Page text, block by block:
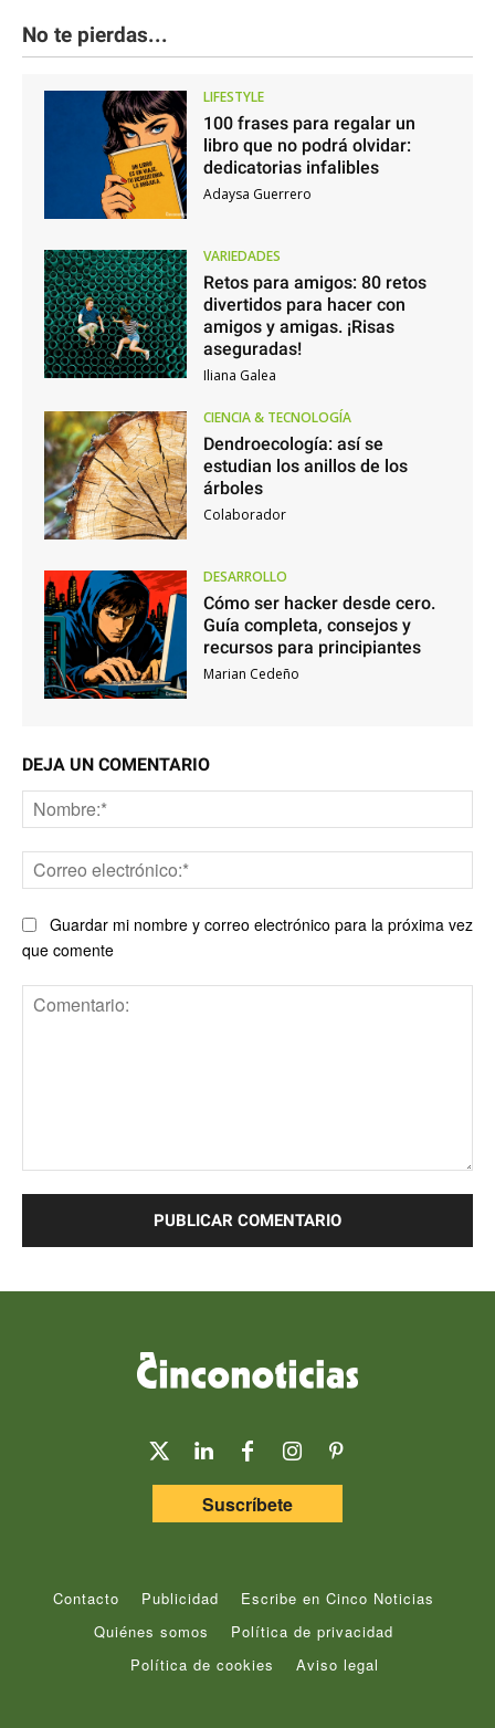
No te pierdas...
LIFESTYLE
100 frases para regalar un
libro que no podrá olvidar:
dedicatorias infalibles
Adaysa Guerrero
VARIEDADES
Retos para amigos: 80 retos
divertidos para hacer con
amigos y amigas. ¡Risas
aseguradas!
Iliana Galea
CIENCIA & TECNOLOGÍA
Dendroecología: así se
estudian los anillos de los
árboles
Colaborador
DESARROLLO
Cómo ser hacker desde cero.
Guía completa, consejos y
recursos para principiantes
Marian Cedeño
DEJA UN COMENTARIO
Guardar mi nombre y correo electrónico para la próxima vez
que comente
Suscríbete
Contacto Publicidad
Escribe en Cinco Noticias
Quiénes somos
Política de privacidad
Política de cookies
Aviso legal